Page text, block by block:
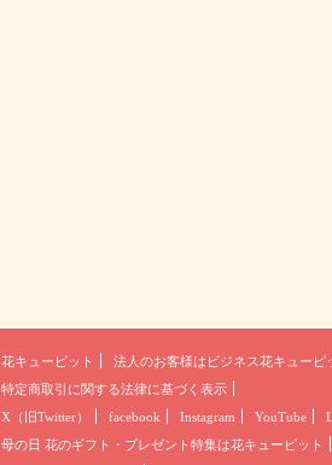
花キューピット 法人のお客様は ビジネス花キューピ
特定商取引に関する法律に基づく表示
X（旧Twitter）
facebook Instagram YouTube
母の日 花のギフト・プレゼント 特集は花キューピット